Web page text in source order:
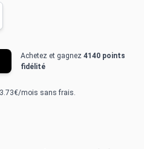
Achetez et gagnez 4140 points
fidélité
mois sans frais.